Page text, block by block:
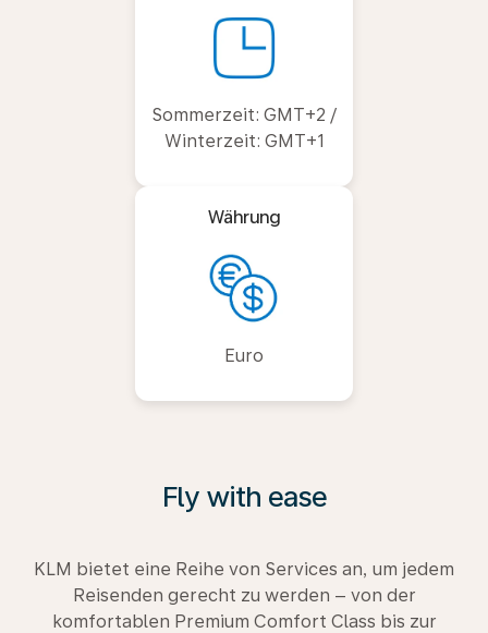
Sommerzeit: GMT+2 /
Winterzeit: GMT+1
Währung
Euro
Fly with ease
KLM bietet eine Reihe von Services an, um jedem
Reisenden gerecht zu werden – von der
komfortablen Premium Comfort Class bis zur